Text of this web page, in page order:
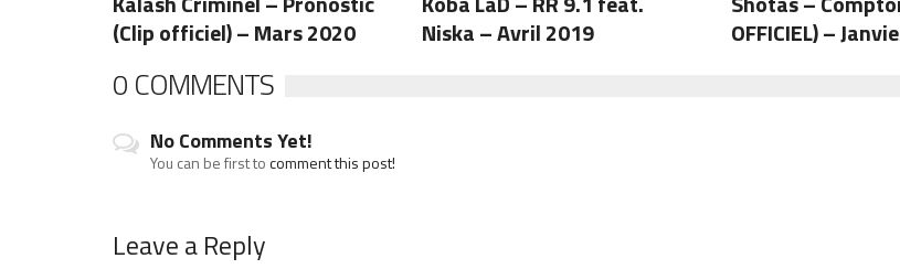
(Clip officiel) – Mars 2020
Niska – Avril 2019
OFFICIEL) –
0 COMMENTS
No Comments Yet!
You can be first tocomment this post!
Leave a Reply